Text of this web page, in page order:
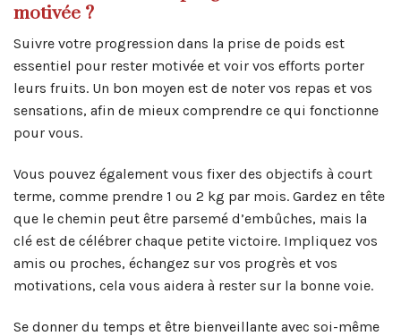
motivée ?
Suivre votre progression dans la prise de poids est
essentiel pour rester motivée et voir vos efforts porter
leurs fruits. Un bon moyen est de noter vos repas et vos
sensations, afin de mieux comprendre ce qui fonctionne
pour vous.
Vous pouvez également vous fixer des objectifs à court
terme, comme prendre 1 ou 2 kg par mois. Gardez en tête
que le chemin peut être parsemé d’embûches, mais la
clé est de célébrer chaque petite victoire. Impliquez vos
amis ou proches, échangez sur vos progrès et vos
motivations, cela vous aidera à rester sur la bonne voie.
Se donner du temps et être bienveillante avec soi-même